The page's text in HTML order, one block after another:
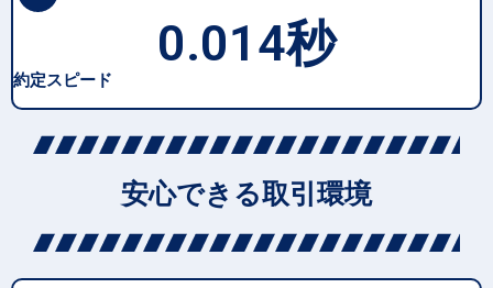
0.014秒
約定スピード
安心できる取引環境